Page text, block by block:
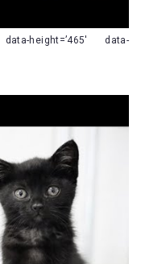
height=’465′ data-